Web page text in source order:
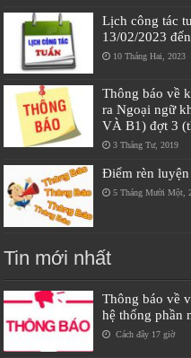
Lịch công tác
13/02/2023
10 Tháng Hai, 2023
Thông báo về
ra Ngoại ngữ
VÀ B1) đợt 3
3 Tháng Tư, 2019
Điểm rèn
5 Tháng Mười Một,
Tin mới nhất
Thông báo về
hệ thống phần
Cách đây 17 giờ